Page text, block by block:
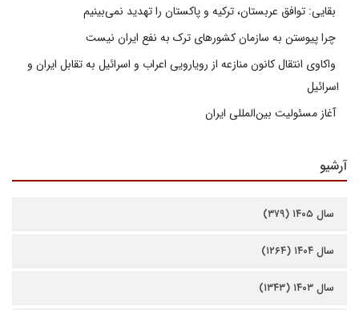
بقایی: توافق عربستان، ترکیه و پاکستان را تهدید نمی‌بینیم
چرا پیوستن به سازمان کشورهای ترک به نفع ایران نیست
واکاوی انتقال کانون منازعه از رویارویی اعراب و اسرائیل به تقابل ایران و
اسرائیل
آغاز مسئولیت بین‌المللی ایران
آرشیو
سال ۱۴۰۵ (۳۷۹)
سال ۱۴۰۴ (۱۲۶۴)
سال ۱۴۰۳ (۱۳۴۳)